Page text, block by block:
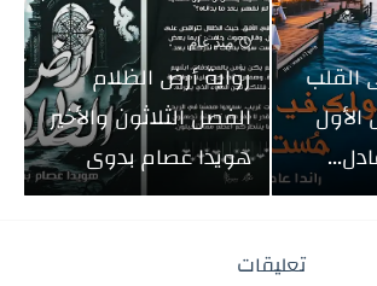
القلب
منذ عام
رواية أرض الظلام
الفصل الثلاثون والأخير
هويدا عصام بدوى
تعليقات